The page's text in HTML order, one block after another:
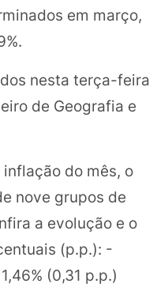
em março,
nesta terça-feira
de Geografia e
do mês, o
nove grupos de
a evolução e o
(p.p.): -
(0,31 p.p.)